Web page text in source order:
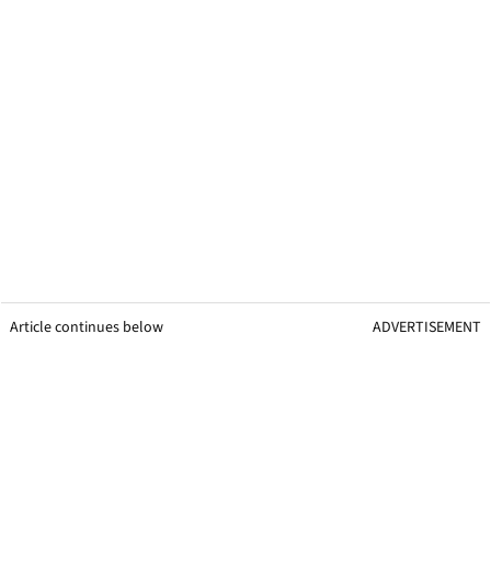
Article continues below ADVERTISEMENT